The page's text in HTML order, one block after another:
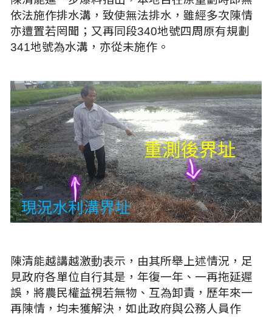
依法施作排水溝，致使無法排水，雖經多次陳情
亦遭置若罔聞；又再同段340地號四周原有規劃
341地號為水溝，亦從未施作。
陳清能越講越激動表示，由其所舉上述情況，足
見政府各單位自行其是，年復一年、一再拖延遲
誤，將農民權益視若無物、互為卸責，歷年來一
再陳情，均未獲解決，如此政府與公務人員作